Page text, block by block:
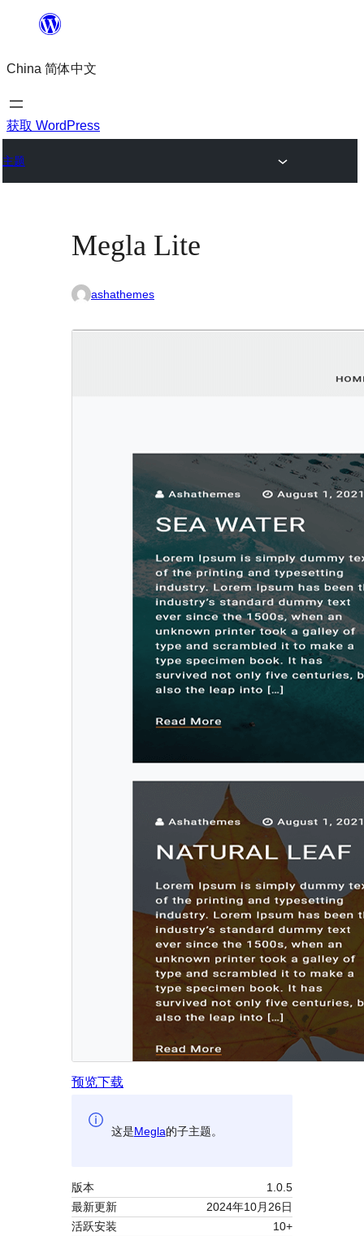
内
容
China 简体中文
获取 WordPress
主题
Megla Lite
ashathemes
预览下载
这是Megla的子主题。
版本
1.0.5
最新更新
2024年10月26日
活跃安装
10+